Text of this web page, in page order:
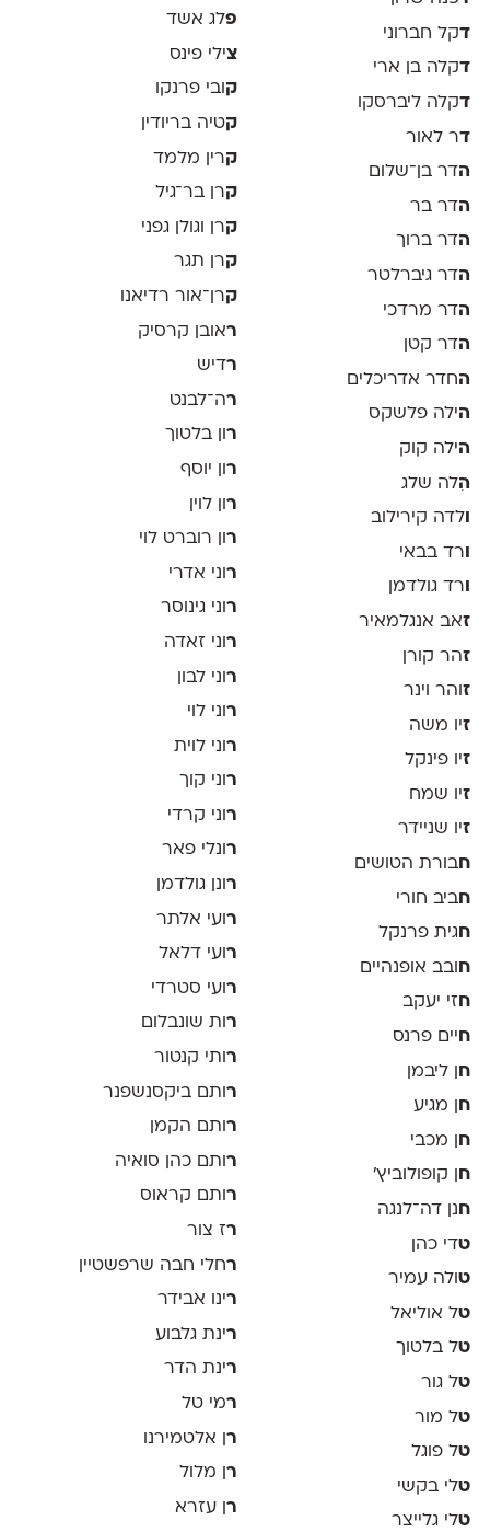
דקל חברוני
דקלה בן ארי
דקלה ליברסקו
דר לאור
הדר בן־שלום
הדר בר
הדר ברוך
הדר גיברלטר
הדר מרדכי
הדר קטן
החדר אדריכלים
הילה פלשקס
הילה קוק
הִלה שלג
לדה קירילוב
רד בבאי
ורד גולדמן
זאב אנגלמאיר
זהר קורן
זוהר וינר
זיו משה
זיו פינקל
זיו שמח
זיו שניידר
חבורת הטושים
חביב חורי
חגית פרנקל
ח ובב אופנהיים
חזי יעקב
ח יים פרנס
ח
ן ליבמן
ח ן מגיע
ח
ן מכבי
ח ן קופולוביץ'
ח נן דה־לנגה
טדי כהן
טולה עמיר
טל אוליאל
טל בלטוך
טל גור
טל מור
טל פוגל
טלי בקשי
טלי גלייצר
פלג אשד
צילי פינס
קובי פרנקו
קטיה בריודין
קרין מלמד
קרן בר־גיל
קרן וגולן גפני
קרן תגר
קרן־אור רדיאנו
ראובן קרסיק
רדיש
רה־לבנט
רון בלטוך
ר ון יוסף
רון לוין
ר ון רוברט לוי
ר וני אדרי
רוני גינוסר
ר וני זאדה
רוני לבון
ר וני לוי
ר וני לוית
רוני קוך
ר וני קרדי
רונלי פאר
ר ונן גולדמן
ר ועי אלתר
רועי דלאל
ר ועי סטרדי
רות שונבלום
ר ותי קנטור
ר ותם ביקסנשפנר
רותם הקמן
ר ותם כהן סואיה
רותם קראוס
רז צור
רחלי חבה שרפשטיין
רינו אבידר
רינת גלבוע
רינת הדר
רמי טל
רן אלטמירנו
ר ן מלול
ר ן עזרא